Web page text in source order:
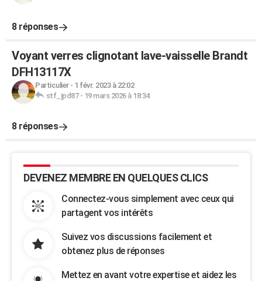
8 réponses
Voyant verres clignotant lave-vaisselle Brandt
DFH13117X
Particulier- 1 févr. 2023 à 22:02
stf_jpd87- 19 mars 2026 à 18:34
8 réponses
DEVENEZ MEMBRE EN QUELQUES CLICS
Connectez-vous simplement avec ceux qui
partagent vos intérêts
Suivez vos discussions facilement et
obtenez plus de réponses
Mettez en avant votre expertise et aidez les